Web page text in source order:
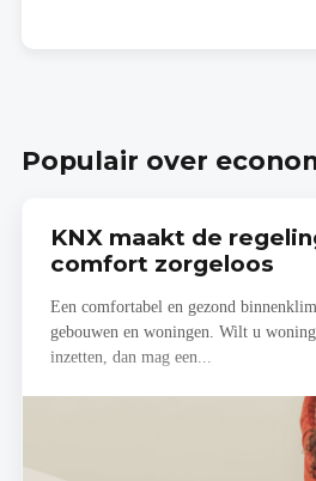
Populair over
KNX maakt de
comfort zorgeloos
Een comfortabel en gezond
gebouwen en woningen. Wilt u
inzetten, dan mag een...